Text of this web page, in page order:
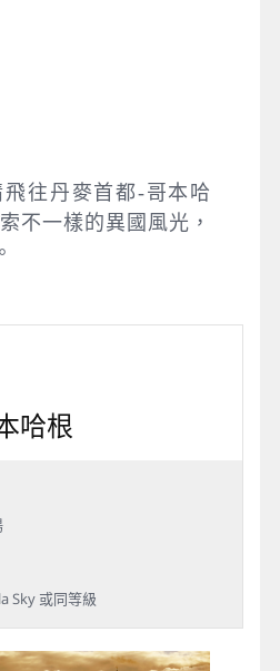
往丹麥首都-哥本哈
不一樣的異國風光，
哈根
Sky 或同等級